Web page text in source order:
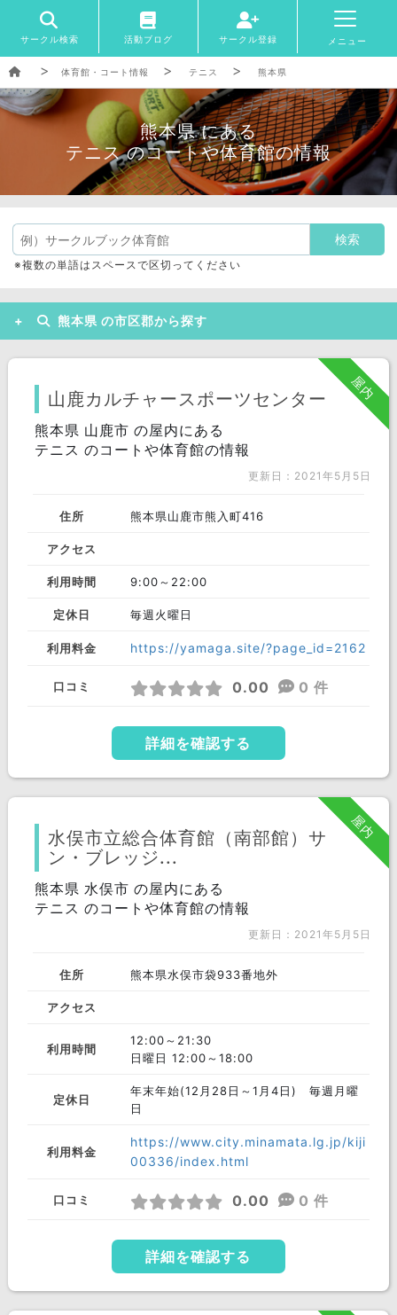
サークル検索 活動ブログ サークル登録 メニュー
体育館・コート情報 テニス 熊本県
熊本県 にある
テニス のコートや体育館の情報
※複数の単語はスペースで区切ってください
熊本県 の市区郡から探す
熊本市 八代市 水俣市
阿蘇市 天草市
玉名郡 菊池郡
球磨郡
屋内
山鹿カルチャースポーツセンター
熊本県 山鹿市 の屋内にある
テニス のコートや体育館の情報
更新日：2021年5月5日
住所 熊本県山鹿市熊入町416
アクセス
利用時間 9:00～22:00
定休日 毎週火曜日
利用料金 https://yamaga.site/?page_id=2162
口コミ 0.00 0 件
詳細を確認する
屋内
水俣市立総合体育館（南部館）サ
ン・ブレッジ...
熊本県 水俣市 の屋内にある
テニス のコートや体育館の情報
更新日：2021年5月5日
住所 熊本県水俣市袋933番地外
アクセス
利用時間
12:00～21:30
日曜日 12:00～18:00
定休日
年末年始(12月28日～1月4日) 毎週月曜
日
利用料金
https://www.city.minamata.lg.jp/kiji
00336/index.html
口コミ 0.00 0 件
詳細を確認する